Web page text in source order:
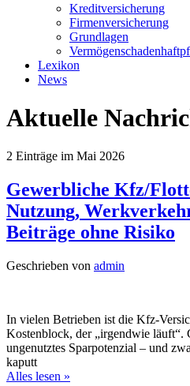
Kreditversicherung
Firmenversicherung
Grundlagen
Lexikon
News
Aktuelle
2 Einträge im Mai 2026
Gewerbliche Kfz/
Nutzung,
Beiträge ohne Risiko
Geschrieben von admin
In vielen Betrieben ist die Kfz-
Kostenblock, der „irgendwie läuft“.
ungenutztes Sparpotenzial – und
kaputt
Alles lesen »